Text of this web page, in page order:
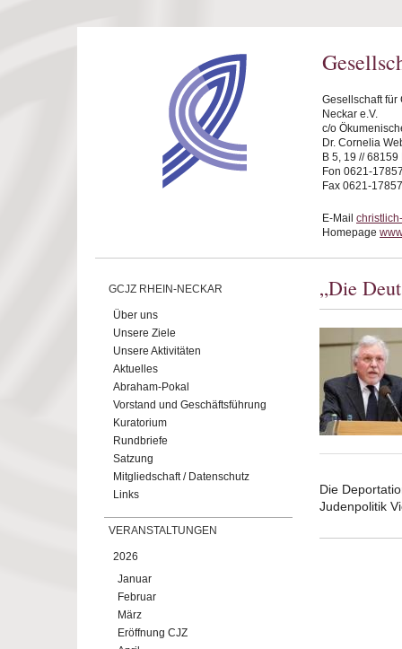
Gesellschaft
Neckar e.V.
c/o
Dr. Cornelia
B 5, 19 //
Fon 0621-
Fax 0621-
E-Mail
Homepage
GCJZ RHEIN-NECKAR
Über uns
Unsere Ziele
Unsere Aktivitäten
Aktuelles
Abraham-Pokal
Vorstand und Geschäftsführung
Kuratorium
Rundbriefe
Satzung
Mitgliedschaft / Datenschutz
Links
VERANSTALTUNGEN
2026
Januar
Februar
März
Eröffnung CJZ
„Die
Die
Judenpolitik